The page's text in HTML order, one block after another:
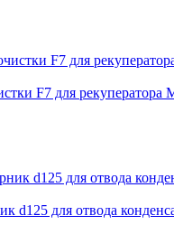
F7 для рекуператора
d125 для отвода